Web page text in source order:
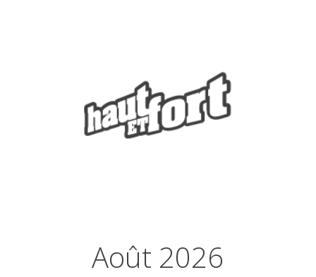
Août 2026